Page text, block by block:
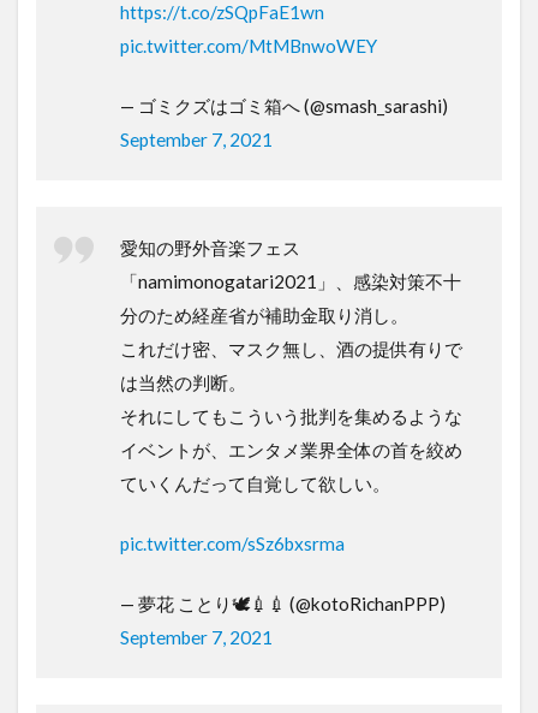
https://t.co/zSQpFaE1wn
pic.twitter.com/MtMBnwoWEY
— ゴミクズはゴミ箱へ (@smash_sarashi)
September 7, 2021
愛知の野外音楽フェス
「namimonogatari2021」、感染対策不十
分のため経産省が補助金取り消し。
これだけ密、マスク無し、酒の提供有りで
は当然の判断。
それにしてもこういう批判を集めるような
イベントが、エンタメ業界全体の首を絞め
ていくんだって自覚して欲しい。
pic.twitter.com/sSz6bxsrma
— 夢花 ことり🕊💉💉 (@kotoRichanPPP)
September 7, 2021